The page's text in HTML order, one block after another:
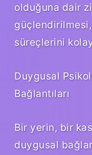
olduğuna dair
süreçlerini
Duygusal
Bağlantıları
Bir yerin, bir
duygusal